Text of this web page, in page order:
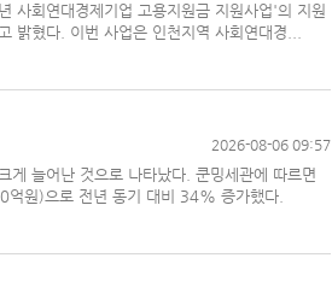
사회연대경제기업 고용지원금 지원사업'의 지원
밝혔다. 이번 사업은 인천지역 사회연대경...
2026-08-06 09:57
게 늘어난 것으로 나타났다. 쿤밍세관에 따르면
원)으로 전년 동기 대비 34% 증가했다.